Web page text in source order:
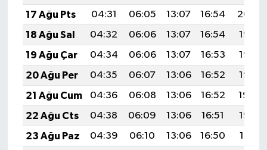
17 Ağu Pts
04:31 06:05 13:07 16:54
20:00
18 Ağu Sal
04:32 06:06 13:07 16:54
19:58
19 Ağu Çar
04:34 06:06 13:07 16:53
19:57
20 Ağu Per
04:35 06:07 13:06 16:52
19:56
21 Ağu Cum
04:36 06:08 13:06 16:52
19:54
22 Ağu Cts
04:38 06:09 13:06 16:51
19:53
23 Ağu Paz
04:39 06:10 13:06 16:50
19:51